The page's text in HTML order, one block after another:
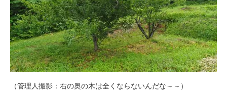
（管理人撮影：右の奥の木は全くならないんだな～～）